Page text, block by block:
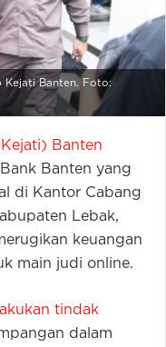
Kejati Banten. Foto:
Banten
Banten yang
di Kantor Cabang
Lebak,
keuangan
main judi online.
tindak
dalam